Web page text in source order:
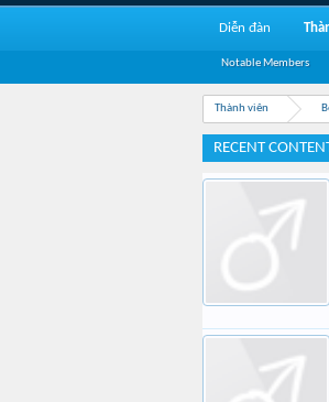
Thành viên
RECENT
Diễn đàn
Notable Members